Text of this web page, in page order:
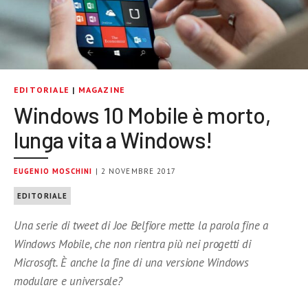
EDITORIALE | MAGAZINE
Windows 10 Mobile è morto,
lunga vita a Windows!
EUGENIO MOSCHINI | 2 NOVEMBRE 2017
EDITORIALE
Una serie di tweet di Joe Belfiore mette la parola fine a
Windows Mobile, che non rientra più nei progetti di
Microsoft. È anche la fine di una versione Windows
modulare e universale?